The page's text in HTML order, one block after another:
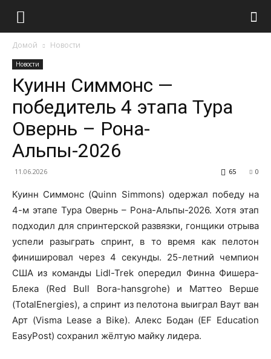
Домой Новости
Новости
Куинн Симмонс —
победитель 4 этапа Тура
Овернь – Рона-
Альпы-2026
11.06.2026 0
65
Куинн Симмонс (Quinn Simmons) одержал победу на
4-м этапе Тура Овернь – Рона-Альпы-2026. Хотя этап
подходил для спринтерской развязки, гонщики отрыва
успели разыграть спринт, в то время как пелотон
финишировал через 4 секунды. 25-летний чемпион
США из команды Lidl-Trek опередил Финна Фишера-
Блека (Red Bull Bora-hansgrohe) и Маттео Верше
(TotalEnergies), а спринт из пелотона выиграл Ваут ван
Арт (Visma Lease a Bike). Алекс Бодан (EF Education
EasyPost) сохранил жёлтую майку лидера.